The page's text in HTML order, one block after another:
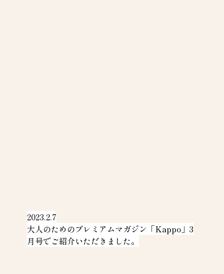
2023.2.7
大人のためのプレミアムマガジン「Kappo」3
月号でご紹介いただきました。